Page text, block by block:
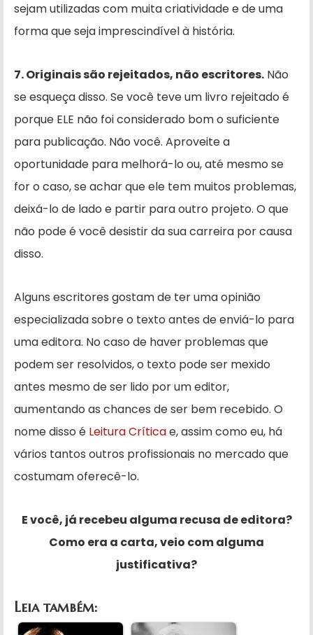
sejam utilizadas com muita criatividade e de uma
forma que seja imprescindível à história.
7. Originais são rejeitados, não escritores. Não
se esqueça disso. Se você teve um livro rejeitado é
porque ELE não foi considerado bom o suficiente
para publicação. Não você. Aproveite a
oportunidade para melhorá-lo ou, até mesmo se
for o caso, se achar que ele tem muitos problemas,
deixá-lo de lado e partir para outro projeto. O que
não pode é você desistir da sua carreira por causa
disso.
Alguns escritores gostam de ter uma opinião
especializada sobre o texto antes de enviá-lo para
uma editora. No caso de haver problemas que
podem ser resolvidos, o texto pode ser mexido
antes mesmo de ser lido por um editor,
aumentando as chances de ser bem recebido. O
nome disso é Leitura Críticae, assim como eu, há
vários tantos outros profissionais no mercado que
costumam oferecê-lo.
E você, já recebeu alguma recusa de editora?
Como era a carta, veio com alguma
justificativa?
Leia também: